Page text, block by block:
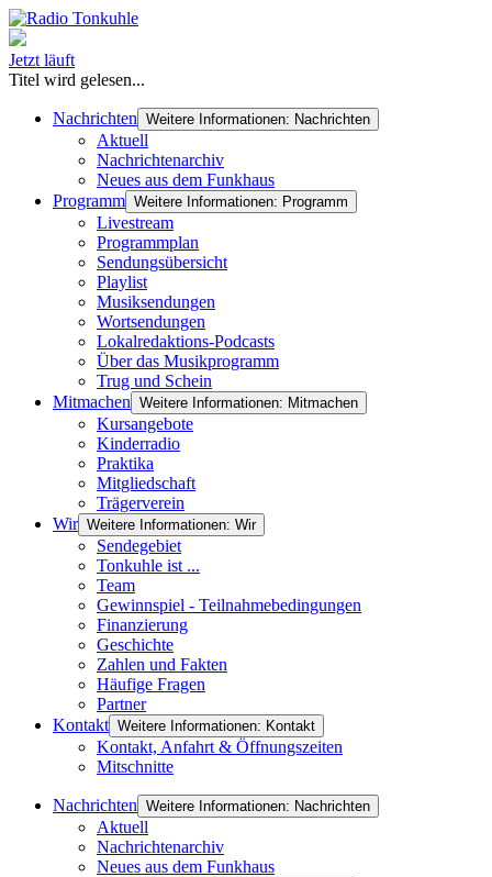
Jetzt läuft
Titel wird gelesen...
Nachrichten Weitere Informationen: Nachrichten
Aktuell
Nachrichtenarchiv
Neues aus dem Funkhaus
Programm Weitere Informationen: Programm
Livestream
Programmplan
Sendungsübersicht
Playlist
Musiksendungen
Wortsendungen
Lokalredaktions-Podcasts
Über das Musikprogramm
Trug und Schein
Mitmachen Weitere Informationen: Mitmachen
Kursangebote
Kinderradio
Praktika
Mitgliedschaft
Trägerverein
Wir Weitere Informationen: Wir
Sendegebiet
Tonkuhle ist ...
Team
Gewinnspiel - Teilnahmebedingungen
Finanzierung
Geschichte
Zahlen und Fakten
Häufige Fragen
Partner
Kontakt Weitere Informationen: Kontakt
Kontakt, Anfahrt & Öffnungszeiten
Mitschnitte
Nachrichten Weitere Informationen: Nachrichten
Aktuell
Nachrichtenarchiv
Neues aus dem Funkhaus